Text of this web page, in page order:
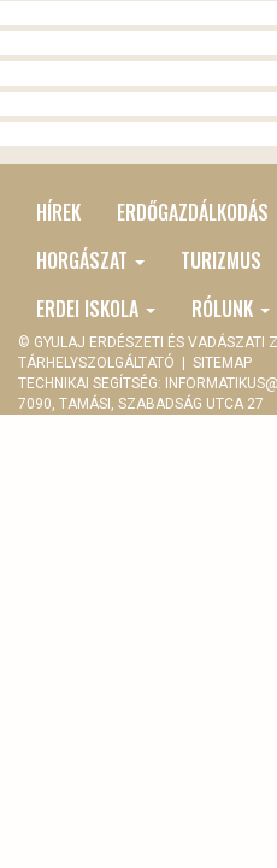
MAIN
MENU
HÍREK ERDŐGAZDÁLKODÁS
HORGÁSZAT
TURIZMUS
ERDEI ISKOLA
RÓLUNK
© GYULAJ ERDÉSZETI ÉS VADÁSZATI
TÁRHELYSZOLGÁLTATÓ
SITEMAP
TECHNIKAI SEGÍTSÉG:
7090, TAMÁSI, SZABADSÁG UTCA 27